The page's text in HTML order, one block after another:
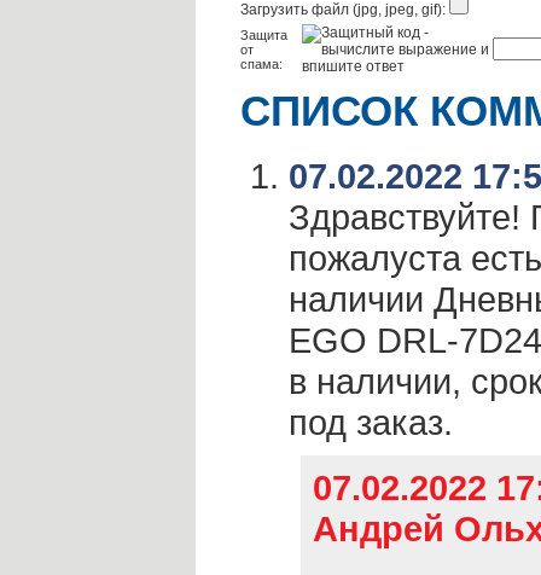
Загрузить файл (jpg, jpeg, gif):
Защита
от
спама:
СПИСОК
07.02.2022
Здравствуйте!
пожалуста
наличии
EGO DRL-
в наличии,
под заказ.
07.02.2022
Андрей